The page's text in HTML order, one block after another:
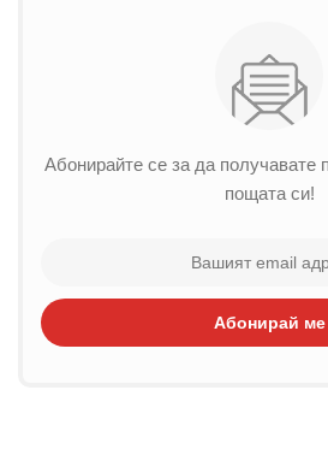
Абонирайте се за да получавате
пощата си!
Абонирай ме